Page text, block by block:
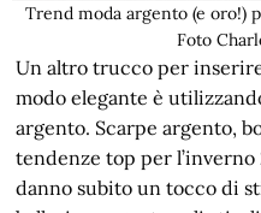
Trend moda argento (e oro!)
Foto
Un altro trucco per
modo elegante è
argento. Scarpe argento,
tendenze top per
danno subito un tocco di